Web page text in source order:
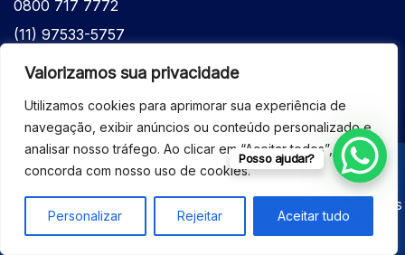
Valorizamos sua privacidade
Utilizamos cookies para aprimorar sua experiência de
navegação, exibir anúncios ou conteúdo personalizado e
analisar nosso tráfego. Ao clicar em “Aceitar todos”, você
concorda com nosso uso de cookies.
Personalizar Rejeitar Aceitar tudo
0800 717 7772
(11) 97533-5757
(62) 98610-7777
© 2026 - ASSISTÊNCIA TÉCNICA ESPECIALIZADA
EQUIPAMENTOS BRUKER - Todos os direitos reservados
Posso ajudar?